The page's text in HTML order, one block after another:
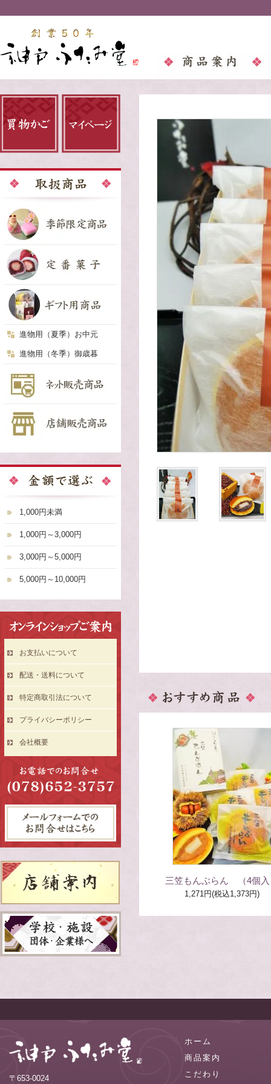
三笠もんぶらん （4個
1,271円(税込1,373円)
進物用（夏季）お中元
進物用（冬季）御歳暮
1,000円未満
1,000円～3,000円
3,000円～5,000円
5,000円～10,000円
お支払いについて
配送・送料について
特定商取引法について
プライバシーポリシー
会社概要
〒653-0024
ホーム
商品案内
こだわり